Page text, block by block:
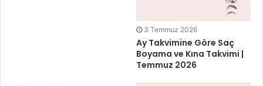
3 Temmuz 2026
Ay Takvimine Göre Saç
Boyama ve Kına Takvimi |
Temmuz 2026